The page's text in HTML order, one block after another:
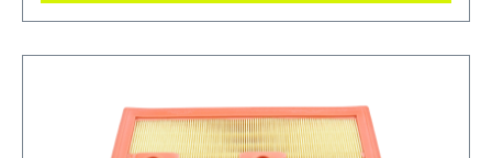
Škoda Unser Service für Sie: Um Fehlkäufe zu vermeiden,
bieten wir Ihnen die Möglichkeit, uns vor Ihrer Bestellung